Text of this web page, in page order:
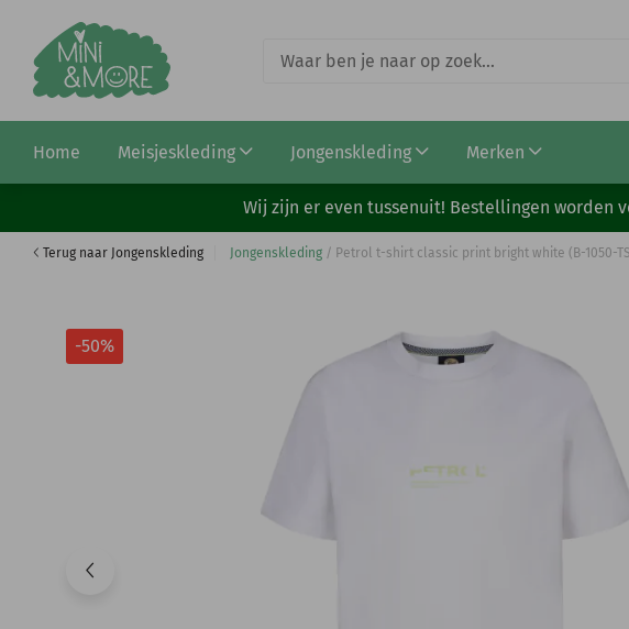
Home Meisjeskleding Jongenskleding Merken
Wij zijn er even tussenuit! Bestellingen worden
Terug naar Jongenskleding Jongenskleding / Petrol t-shirt classic print bright white (B-1050-
-50%
€ 25,99 € 12,99